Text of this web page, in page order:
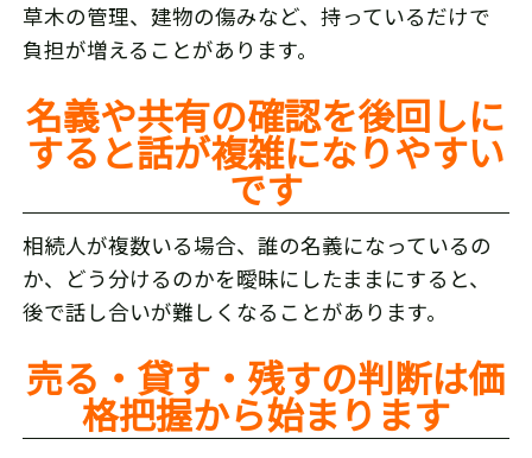
草木の管理、建物の傷みなど、持っているだけで
負担が増えることがあります。
名義や共有の確認を後回しに
すると話が複雑になりやすい
です
相続人が複数いる場合、誰の名義になっているの
か、どう分けるのかを曖昧にしたままにすると、
後で話し合いが難しくなることがあります。
売る・貸す・残すの判断は価
格把握から始まります